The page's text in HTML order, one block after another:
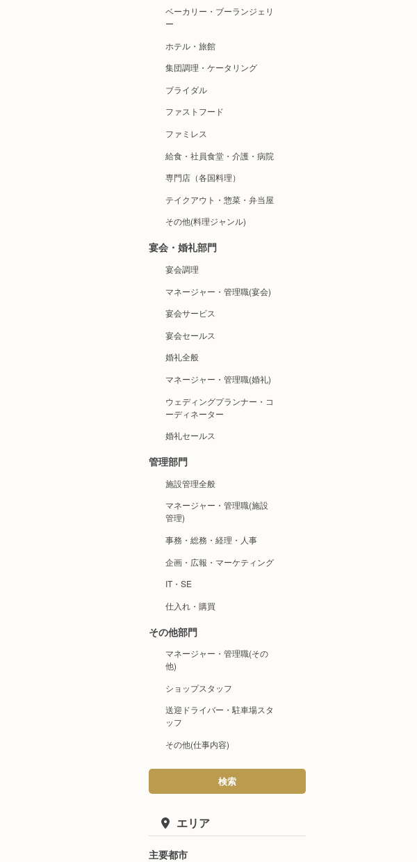
ベーカリー・ブーランジェリ
ー
ホテル・旅館
集団調理・ケータリング
ブライダル
ファストフード
ファミレス
給食・社員食堂・介護・病院
専門店（各国料理）
テイクアウト・惣菜・弁当屋
その他(料理ジャンル)
宴会・婚礼部門
宴会調理
マネージャー・管理職(宴会)
宴会サービス
宴会セールス
婚礼全般
マネージャー・管理職(婚礼)
ウェディングプランナー・コ
ーディネーター
婚礼セールス
管理部門
施設管理全般
マネージャー・管理職(施設
管理)
事務・総務・経理・人事
企画・広報・マーケティング
IT・SE
仕入れ・購買
その他部門
マネージャー・管理職(その
他)
ショップスタッフ
送迎ドライバー・駐車場スタ
ッフ
その他(仕事内容)
検索
エリア
主要都市